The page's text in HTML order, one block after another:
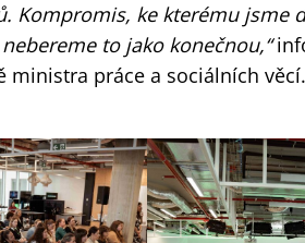
Kompromis, ke kterému jsme
to jako konečnou,“
ministra práce a sociálních věcí.